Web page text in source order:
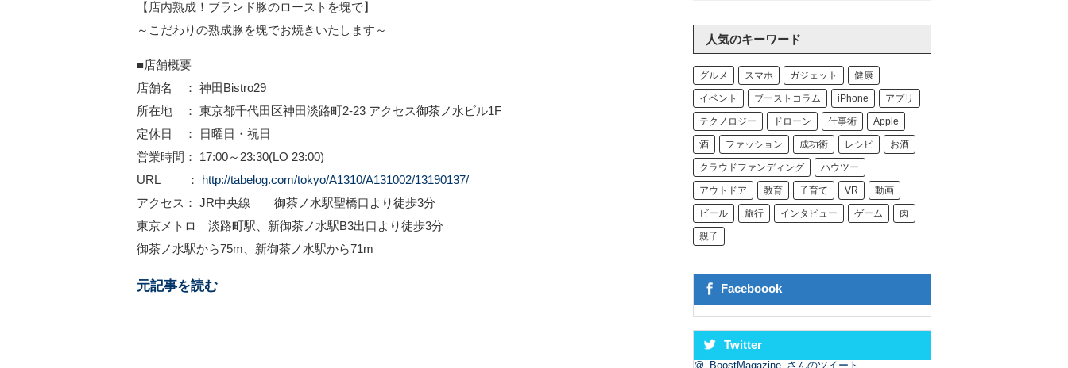
【店内熟成！ブランド豚のローストを塊で】
～こだわりの熟成豚を塊でお焼きいたします～
■店舗概要
店舗名 ： 神田Bistro29
所在地 ： 東京都千代田区神田淡路町2-23 アクセス御茶ノ水ビル1F
定休日 ： 日曜日・祝日
営業時間： 17:00～23:30(LO 23:00)
URL ：
http://tabelog.com/tokyo/A1310/A131002/13190137/
アクセス： JR中央線 御茶ノ水駅聖橋口より徒歩3分
東京メトロ 淡路町駅、新御茶ノ水駅B3出口より徒歩3分
御茶ノ水駅から75m、新御茶ノ水駅から71m
元記事を読む
人気のキーワード
グルメ スマホ ガジェット 健康
イベント ブーストコラム iPhone アプリ
テクノロジー ドローン 仕事術 Apple
酒 ファッション 成功術 レシピ お酒
クラウドファンディング ハウツー
アウトドア 教育 子育て VR 動画
ビール 旅行 インタビュー ゲーム 肉
親子
Faceboook
Twitter
@_BoostMagazine_さんのツイート